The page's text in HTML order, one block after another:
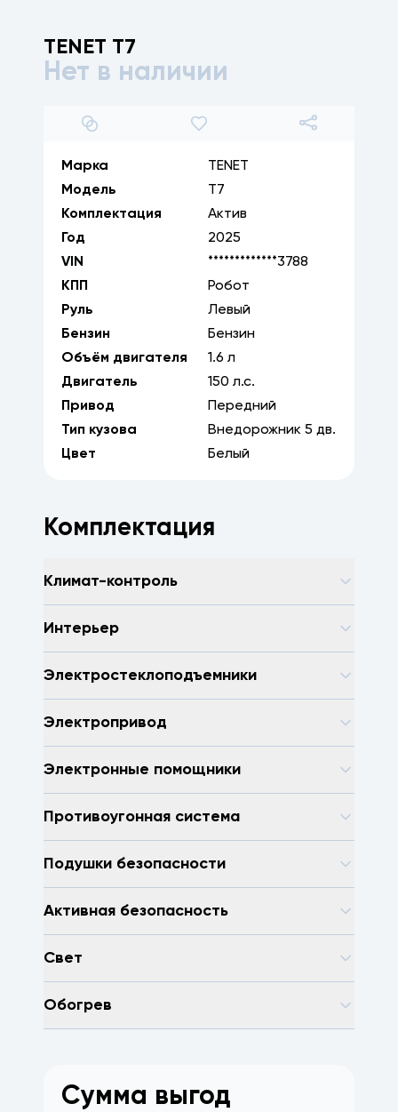
TENET T7
Нет в наличии
1/12
Марка
TENET
Модель
T7
Комплектация
Актив
Год
2025
VIN
*************3788
КПП
Робот
Руль
Левый
Бензин
Бензин
Объём двигателя
1.6 л
Двигатель
150 л.с.
Привод
Передний
Тип кузова
Внедорожник 5 дв.
Цвет
Белый
Комплектация
Климат-контроль
Интерьер
Электростеклоподъемники
Электропривод
Электронные помощники
Противоугонная система
Подушки безопасности
Активная безопасность
Свет
Обогрев
Сумма выгод